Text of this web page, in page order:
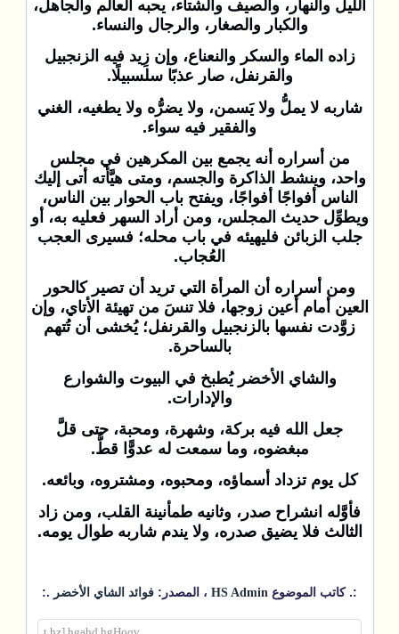
الليل والنهار، والصيف والشتاء، يحبه العالم والجاهل،
والكبار والصغار، والرجال والنساء.
زاده الماء والسكر والنعناع، وإن زِيد فيه الزنجبيل
والقرنفل، صار عذبًا سلسبيلًا.
شاربه لا يملُّ ولا يَسمن، ولا يضرُّه ولا يطغيه، الغني
والفقير فيه سواء.
من أسراره أنه يجمع بين المكرهين في مجلس
واحد، وينشط الذاكرة والجسم، ومتى هيَّأته أتى إليك
الناس أفواجًا أفواجًا، ويفتح باب الحوار بين الناس،
ويطوِّل حديث المجلس، ومن أراد السهر فعليه به، أو
جلب الزبائن فليهيئه في باب محله؛ فسيرى العجب
العُجاب.
ومن أسراره أن المرأة التي تريد أن تصير كالحور
العين أمام أعين زوجها، فلا تنسَ من تهيئة الأتاي، وإن
زوَّدت نفسها بالزنجبيل والقرنفل؛ يُخشى أن تُتهم
بالساحرة.
والشاي الأخضر يُطبخ في البيوت والشوارع
والإدارات.
جعل الله فيه بركة، وشهرة، ومحبة، حتى قلَّ
مبغضوه، وما سمعت له عدوًّا قطُّ.
كل يوم تزداد أسماؤه، ومحبوه، ومشتروه، وبائعه.
فأوَّله انشراح صدر، وثانيه طمأنينة القلب، ومن زاد
الثالث فلا يضيق صدره، ولا يندم شاربه طوال يومه.
:. كاتب الموضوع HS Admin ، المصدر: فوائد الشاي الأخضر .: